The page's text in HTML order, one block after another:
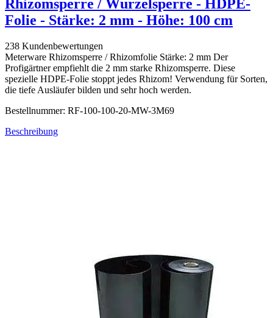
Rhizomsperre / Wurzelsperre - HDPE-
Folie - Stärke: 2 mm - Höhe: 100 cm
238 Kundenbewertungen
Meterware Rhizomsperre / Rhizomfolie Stärke: 2 mm Der
Profigärtner empfiehlt die 2 mm starke Rhizomsperre. Diese
spezielle HDPE-Folie stoppt jedes Rhizom! Verwendung für Sorten,
die tiefe Ausläufer bilden und sehr hoch werden.
Bestellnummer: RF-100-100-20-MW-3M69
Beschreibung